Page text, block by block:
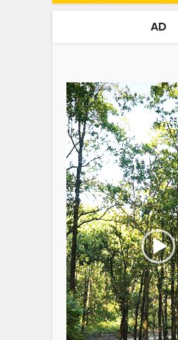
AD
Player